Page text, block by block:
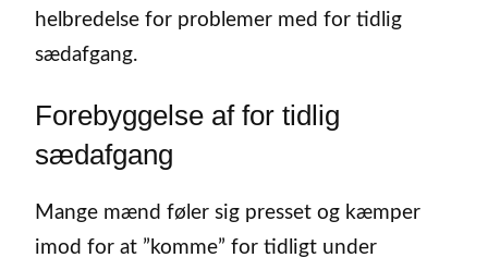
helbredelse for problemer med for tidlig
sædafgang.
Forebyggelse af for tidlig
sædafgang
Mange mænd føler sig presset og kæmper
imod for at ”komme” for tidligt under